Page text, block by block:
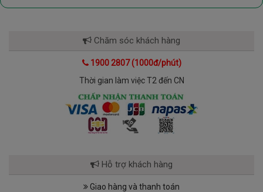
Chăm sóc khách hàng
1900 2807 (1000đ/phút)
Thời gian làm việc T2 đến CN
Hỗ trợ khách hàng
Giao hàng và thanh toán